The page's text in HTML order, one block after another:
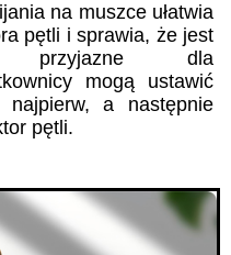
na muszce ułatwia
pętli i sprawia, że jest
dla
mogą ustawić
najpierw, a następnie
pętli.